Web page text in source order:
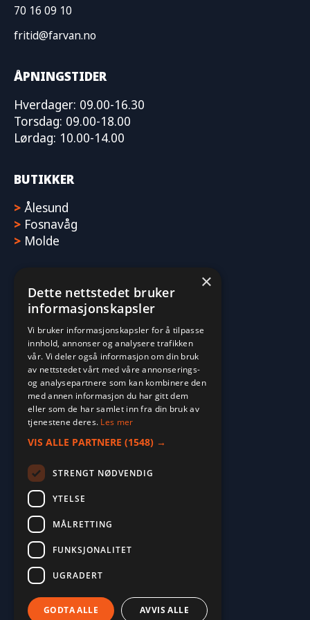
70 16 09 10
fritid@farvan.no
ÅPNINGSTIDER
Hverdager: 09.00-16.30
Torsdag: 09.00-18.00
Lørdag: 10.00-14.00
BUTIKKER
> Ålesund
> Fosnavåg
> Molde
2026. ALL RIGHTS RESERVED.
POWERED BY EMPORI CMS
×
Dette nettstedet bruker
informasjonskapsler
Vi bruker informasjonskapsler for å tilpasse
innhold, annonser og analysere trafikken
vår. Vi deler også informasjon om din bruk
av nettstedet vårt med våre annonserings-
og analysepartnere som kan kombinere den
med annen informasjon du har gitt dem
eller som de har samlet inn fra din bruk av
tjenestene deres. Les mer
VIS ALLE PARTNERE (1548) →
STRENGT NØDVENDIG
YTELSE
MÅLRETTING
FUNKSJONALITET
UGRADERT
GODTA ALLE AVVIS ALLE